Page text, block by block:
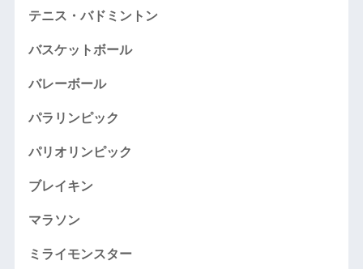
テニス・バドミントン
バスケットボール
バレーボール
パラリンピック
パリオリンピック
ブレイキン
マラソン
ミライモンスター